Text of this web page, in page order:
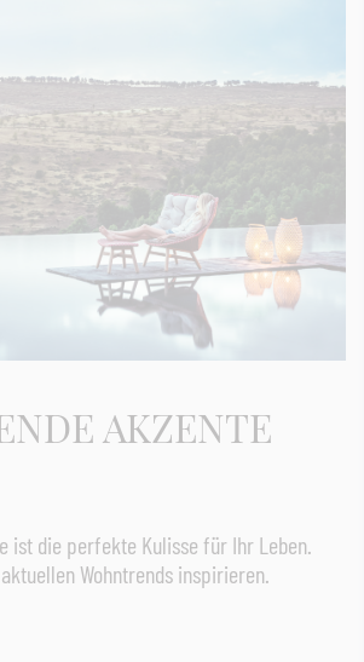
AKZENTE
ist die perfekte Kulisse für Ihr Leben.
Wohntrends inspirieren.